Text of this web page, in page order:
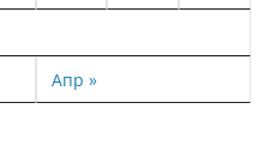
Апр »